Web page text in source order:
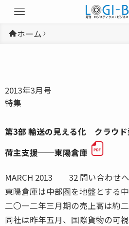
ホーム
2013年3月号
特集
第3部 輸送の見える化 クラウド
荷主支援──東陽倉庫
MARCH 2013 32 問い合わせ
東陽倉庫は中部圏を地盤とする中
二〇一二年三月期の売上高は約
同社は昨年五月、国際貨物の可